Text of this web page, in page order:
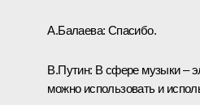
А.Балаева: Спасибо.
В.Путин: В сфере музыки –
можно использовать и